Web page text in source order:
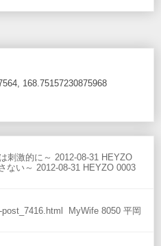
168.75157230875968
刺激的に～ 2012-08-31 HEYZO
ない～ 2012-08-31 HEYZO 0003
MyWife 8050 平岡